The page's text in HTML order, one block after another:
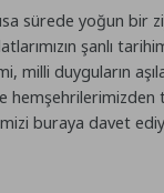
sürede yoğun bir
şanlı
milli duyguların
buraya davet